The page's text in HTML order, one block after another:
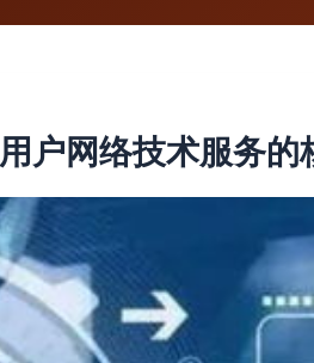
户网络技术服务的